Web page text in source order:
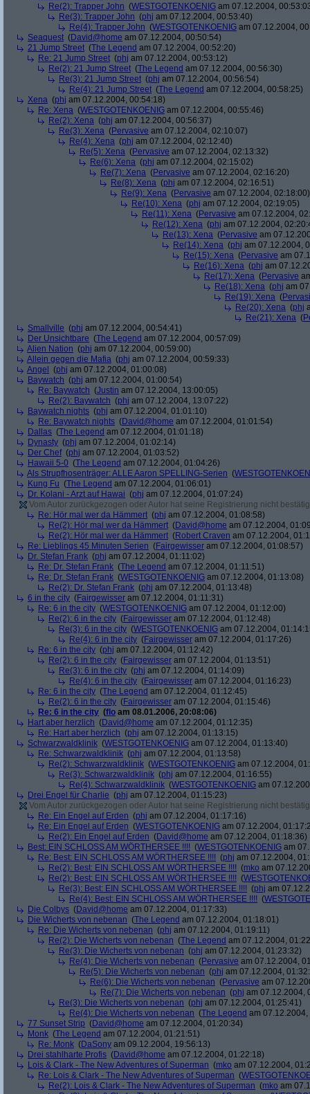
Re(2): Trapper John (WESTGOTENKOENIG am 07.12.2004,
Re(3): Trapper John (phj am 07.12.2004, 00:53:40)
Re(4): Trapper John (WESTGOTENKOENIG am 07.12.2004,
Seaquest (David@home am 07.12.2004, 00:50:54)
21 Jump Street (The Legend am 07.12.2004, 00:52:20)
Re: 21 Jump Street (phj am 07.12.2004, 00:53:12)
Re(2): 21 Jump Street (The Legend am 07.12.2004, 00:56:30)
Re(3): 21 Jump Street (phj am 07.12.2004, 00:56:54)
Re(4): 21 Jump Street (The Legend am 07.12.2004, 00:58:25)
Xena (phj am 07.12.2004, 00:54:18)
Re: Xena (WESTGOTENKOENIG am 07.12.2004, 00:55:46)
Re(2): Xena (phj am 07.12.2004, 00:56:37)
Re(3): Xena (Pervasive am 07.12.2004, 02:10:07)
Re(4): Xena (phj am 07.12.2004, 02:12:40)
Re(5): Xena (Pervasive am 07.12.2004, 02:13:32)
Re(6): Xena (phj am 07.12.2004, 02:15:02)
Re(7): Xena (Pervasive am 07.12.2004, 02:16:20)
Re(8): Xena (phj am 07.12.2004, 02:16:51)
Re(9): Xena (Pervasive am 07.12.2004, 02:18:00)
Re(10): Xena (phj am 07.12.2004, 02:19:05)
Re(11): Xena (Pervasive am 07.12.2004,
Re(12): Xena (phj am 07.12.2004,
Re(13): Xena (Pervasive am
Re(14): Xena (phj am 07.12.2004,
Re(15): Xena (Pervasive am
Re(16): Xena (phj am
Re(17): Xena (Pervasive
Re(18): Xena (phj am
Re(19): Xena (
Re(20): Xena (phj
Re(21): Xena (
Smallville (phj am 07.12.2004, 00:54:41)
Der Unsichtbare (The Legend am 07.12.2004, 00:57:09)
Alien Nation (phj am 07.12.2004, 00:59:00)
Allein gegen die Mafia (phj am 07.12.2004, 00:59:33)
Angel
(phj am 07.12.2004, 01:00:08)
Baywatch (phj am 07.12.2004, 01:00:54)
Re: Baywatch (Justin am 07.12.2004, 13:00:05)
Re(2): Baywatch (phj am 07.12.2004, 13:07:22)
Baywatch nights (phj am 07.12.2004, 01:01:10)
Re: Baywatch nights (David@home am 07.12.2004, 01:01:54)
Dallas (The Legend am 07.12.2004, 01:01:18)
Dynasty (phj am 07.12.2004, 01:02:14)
Der Chef(phj am 07.12.2004, 01:03:52)
Hawaii 5-0 (The Legend am 07.12.2004, 01:04:26)
Als Strupfhosenträger: ALLE Aaron SPELLING-Serien (
Kung Fu (The Legend am 07.12.2004, 01:06:01)
Dr. Kolani - Arzt auf Hawai (phj am 07.12.2004, 01:07:24)
Vom Autor zurückgezogen oder Autor hat seine Registrierung nicht
Re: Hör mal wer da Hämmert (phj am 07.12.2004, 01:08:58)
Re(2): Hör mal wer da Hämmert (David@home am 07.12.2004,
Re(2): Hör mal wer da Hämmert (Robert Craven am 07.12.2004,
Re: Lieblings 45 Minuten Serien (Fairgewisser am 07.12.2004, 01:08:57)
Dr. Stefan Frank (phj am 07.12.2004, 01:11:02)
Re: Dr. Stefan Frank (The Legend am 07.12.2004, 01:11:51)
Re: Dr. Stefan Frank (WESTGOTENKOENIG am 07.12.2004, 01:13:08)
Re(2): Dr. Stefan Frank (phj am 07.12.2004, 01:13:48)
6 in the city (Fairgewisser am 07.12.2004, 01:11:31)
Re: 6 in the city (WESTGOTENKOENIG am 07.12.2004, 01:12:00)
Re(2): 6 in the city (Fairgewisser am 07.12.2004, 01:12:48)
Re(3): 6 in the city (WESTGOTENKOENIG am 07.12.2004,
Re(4): 6 in the city (Fairgewisser am 07.12.2004, 01:17:26)
Re: 6 in the city (phj am 07.12.2004, 01:12:42)
Re(2): 6 in the city (Fairgewisser am 07.12.2004, 01:13:51)
Re(3): 6 in the city (phj am 07.12.2004, 01:14:09)
Re(4): 6 in the city (Fairgewisser am 07.12.2004, 01:16:23)
Re: 6 in the city (The Legend am 07.12.2004, 01:12:45)
Re(2): 6 in the city (Fairgewisser am 07.12.2004, 01:15:46)
Re: 6 in the city (flo am 08.01.2006, 20:08:06)
Hart aber herzlich (David@home am 07.12.2004, 01:12:35)
Re: Hart aber herzlich (phj am 07.12.2004, 01:13:15)
Schwarzwaldklinik (WESTGOTENKOENIG am 07.12.2004, 01:13:40)
Re: Schwarzwaldklinik (phj am 07.12.2004, 01:13:58)
Re(2): Schwarzwaldklinik (WESTGOTENKOENIG am 07.12.2004,
Re(3): Schwarzwaldklinik (phj am 07.12.2004, 01:16:55)
Re(4): Schwarzwaldklinik (WESTGOTENKOENIG am
Drei Engel für Charlie (phj am 07.12.2004, 01:15:23)
Vom Autor zurückgezogen oder Autor hat seine Registrierung nicht
Re: Ein Engel auf Erden (phj am 07.12.2004, 01:17:16)
Re: Ein Engel auf Erden (WESTGOTENKOENIG am 07.12.2004,
Re(2): Ein Engel auf Erden (David@home am 07.12.2004, 01:18:36)
Best: EIN SCHLOSS AM WÖRTHERSEE !!!! (WESTGOTENKOENIG am
Re: Best: EIN SCHLOSS AM WÖRTHERSEE !!!! (phj am 07.12.2004,
Re(2): Best: EIN SCHLOSS AM WÖRTHERSEE !!!! (mko am
Re(2): Best: EIN SCHLOSS AM WÖRTHERSEE !!!! (
Re(3): Best: EIN SCHLOSS AM WÖRTHERSEE !!!! (phj am
Re(4): Best: EIN SCHLOSS AM WÖRTHERSEE !!!! (
Die Colbys (David@home am 07.12.2004, 01:17:33)
Die Wicherts von nebenan (The Legend am 07.12.2004, 01:18:01)
Re: Die Wicherts von nebenan (phj am 07.12.2004, 01:19:11)
Re(2): Die Wicherts von nebenan (The Legend am 07.12.2004,
Re(3): Die Wicherts von nebenan (phj am 07.12.2004, 01:23:32)
Re(4): Die Wicherts von nebenan (Pervasive am 07.12.2004,
Re(5): Die Wicherts von nebenan (phj am 07.12.2004,
Re(6): Die Wicherts von nebenan (Pervasive am
Re(7): Die Wicherts von nebenan (phj am 07.12.2004,
Re(3): Die Wicherts von nebenan (phj am 07.12.2004, 01:25:41)
Re(4): Die Wicherts von nebenan (The Legend am
77 Sunset Strip (David@home am 07.12.2004, 01:20:34)
Monk (The Legend am 07.12.2004, 01:21:51)
Re: Monk (DaSony am 09.12.2004, 19:56:13)
Drei stahlharte Profis (David@home am 07.12.2004, 01:22:18)
Lois & Clark - The New Adventures of Superman (mko am 07.12.2004,
Re: Lois & Clark - The New Adventures of Superman (
Re(2): Lois & Clark - The New Adventures of Superman (mko am